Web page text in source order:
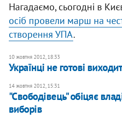
Нагадаємо, сьогодні в
осіб провели марш на
створення УПА.
10 жовтня 2012, 18:33
Українці не готові
14 жовтня 2012, 15:31
"Свободівець" обіцяє
виборів